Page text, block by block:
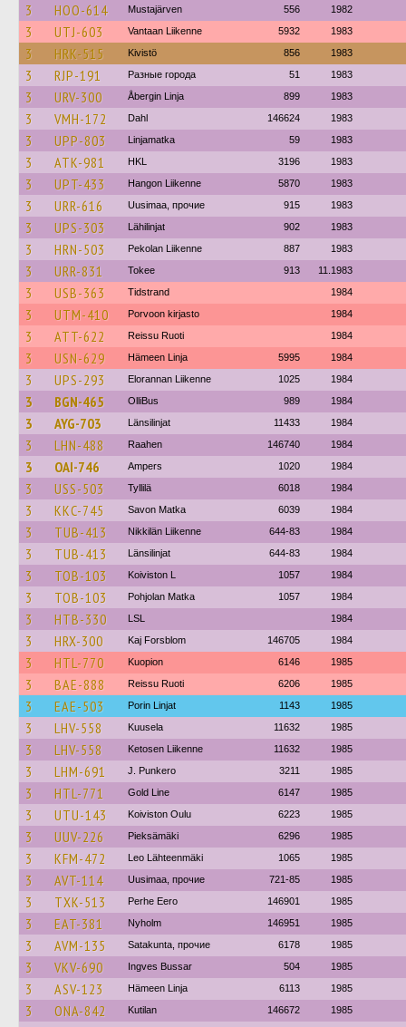
3 HOO-614 Mustajärven 556 1982
3 UTJ-603 Vantaan Liikenne 5932 1983
3 HRK-515 Kivistö 856 1983
3 RJP-191 Разные города 51 1983
3 URV-300 Åbergin Linja 899 1983
3 VMH-172 Dahl 146624 1983
3 UPP-803 Linjamatka 59 1983
3 ATK-981 HKL 3196 1983
3 UPT-433 Hangon Liikenne 5870 1983
3 URR-616 Uusimaa, прочие 915 1983
3 UPS-303 Lähilinjat 902 1983
3 HRN-503 Pekolan Liikenne 887 1983
3 URR-831 Tokee 913 11.1983
3 USB-363 Tidstrand 1984
3 UTM-410 Porvoon kirjasto 1984
3 ATT-622 Reissu Ruoti 1984
3 USN-629 Hämeen Linja 5995 1984
3 UPS-293 Elorannan Liikenne 1025 1984
3 BGN-465 OlliBus 989 1984
3 AYG-703 Länsilinjat 11433 1984
3 LHN-488 Raahen 146740 1984
3 OAI-746 Ampers 1020 1984
3 USS-503 Tyllilä 6018 1984
3 KKC-745 Savon Matka 6039 1984
3 TUB-413 Nikkilän Liikenne 644-83 1984
3 TUB-413 Länsilinjat 644-83 1984
3 TOB-103 Koiviston L 1057 1984
3 TOB-103 Pohjolan Matka 1057 1984
3 HTB-330 LSL 1984
3 HRX-300 Kaj Forsblom 146705 1984
3 HTL-770 Kuopion 6146 1985
3 BAE-888 Reissu Ruoti 6206 1985
3 EAE-503 Porin Linjat 1143 1985
3 LHV-558 Kuusela 11632 1985
3 LHV-558 Ketosen Liikenne 11632 1985
3 LHM-691 J. Punkero 3211 1985
3 HTL-771 Gold Line 6147 1985
3 UTU-143 Koiviston Oulu 6223 1985
3 UUV-226 Pieksämäki 6296 1985
3 KFM-472 Leo Lähteenmäki 1065 1985
3 AVT-114 Uusimaa, прочие 721-85 1985
3 TXK-513 Perhe Eero 146901 1985
3 EAT-381 Nyholm 146951 1985
3 AVM-135 Satakunta, прочие 6178 1985
3 VKV-690 Ingves Bussar 504 1985
3 ASV-123 Hämeen Linja 6113 1985
3 ONA-842 Kutilan 146672 1985